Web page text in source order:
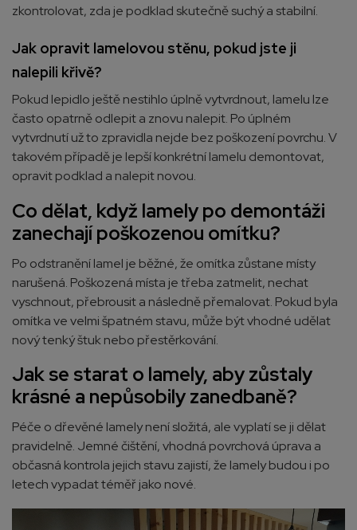
zkontrolovat, zda je podklad skutečně suchý a stabilní.
Jak opravit lamelovou stěnu, pokud jste ji
nalepili křivě?
Pokud lepidlo ještě nestihlo úplně vytvrdnout, lamelu lze
často opatrně odlepit a znovu nalepit. Po úplném
vytvrdnutí už to zpravidla nejde bez poškození povrchu. V
takovém případě je lepší konkrétní lamelu demontovat,
opravit podklad a nalepit novou.
Co dělat, když lamely po demontáži
zanechají poškozenou omítku?
Po odstranění lamel je běžné, že omítka zůstane místy
narušená. Poškozená místa je třeba zatmelit, nechat
vyschnout, přebrousit a následně přemalovat. Pokud byla
omítka ve velmi špatném stavu, může být vhodné udělat
nový tenký štuk nebo přestěrkování.
Jak se starat o lamely, aby zůstaly
krásné a nepůsobily zanedbaně?
Péče o dřevěné lamely není složitá, ale vyplatí se ji dělat
pravidelně. Jemné čištění, vhodná povrchová úprava a
občasná kontrola jejich stavu zajistí, že lamely budou i po
letech vypadat téměř jako nové.